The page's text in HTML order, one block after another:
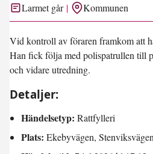
Larmet går Kommunen
Vid kontroll av föraren framkom att
Han fick följa med polispatrullen till
och vidare utredning.
Detaljer:
Händelsetyp: Rattfylleri
Plats: Ekebyvägen,